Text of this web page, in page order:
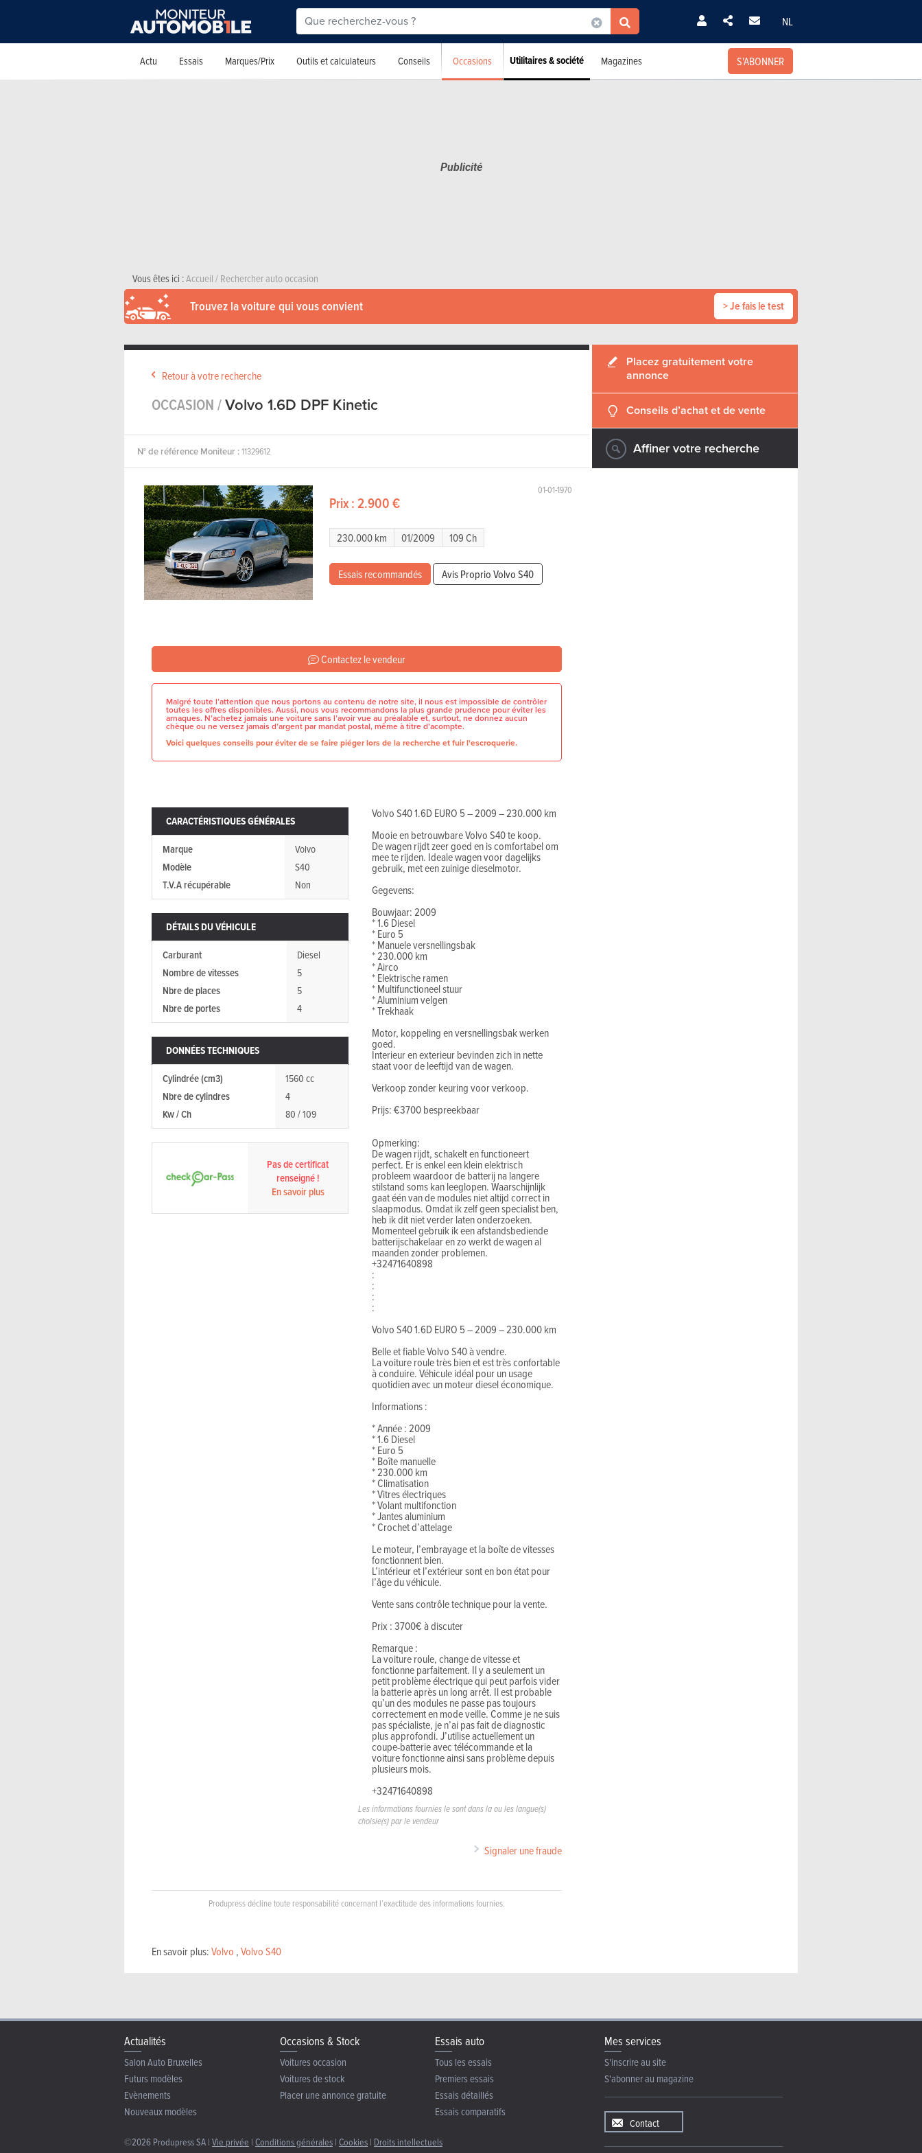
NL
Actu Essais Marques/Prix Outils et calculateurs Conseils Occasions Utilitaires & société Magazines S'ABONNER
Vous êtes ici :Accueil/Rechercher auto occasion
Trouvez la voiture qui vous convient > Je fais le test
Retour à votre recherche
OCCASION /Volvo 1.6D DPF Kinetic
N° de référence Moniteur :11329612
01-01-1970
Prix : 2.900 €
230.000 km 01/2009 109 Ch
Essais recommandés Avis Proprio Volvo S40
Contactez le vendeur
Malgré toute l’attention que nous portons au contenu de notre site, il nous est impossible de contrôler
toutes les offres disponibles. Aussi, nous vous recommandons la plus grande prudence pour éviter les
arnaques. N’achetez jamais une voiture sans l’avoir vue au préalable et, surtout, ne donnez aucun
chèque ou ne versez jamais d’argent par mandat postal, même à titre d’acompte.
Voici quelques conseils pour éviter de se faire piéger lors de la recherche et fuir l'escroquerie.
CARACTÉRISTIQUES GÉNÉRALES
Marque
Volvo
Modèle
S40
T.V.A récupérable
Non
DÉTAILS DU VÉHICULE
Carburant
Diesel
Nombre de vitesses
5
Nbre de places
5
Nbre de portes
4
DONNÉES TECHNIQUES
Cylindrée (cm3)
1560 cc
Nbre de cylindres
4
Kw / Ch
80 / 109
Pas de certificat
renseigné !
En savoir plus
Volvo S40 1.6D EURO 5 – 2009 – 230.000 km
Mooie en betrouwbare Volvo S40 te koop.
De wagen rijdt zeer goed en is comfortabel om
mee te rijden. Ideale wagen voor dagelijks
gebruik, met een zuinige dieselmotor.
Gegevens:
Bouwjaar: 2009
* 1.6 Diesel
* Euro 5
* Manuele versnellingsbak
* 230.000 km
* Airco
* Elektrische ramen
* Multifunctioneel stuur
* Aluminium velgen
* Trekhaak
Motor, koppeling en versnellingsbak werken
goed.
Interieur en exterieur bevinden zich in nette
staat voor de leeftijd van de wagen.
Verkoop zonder keuring voor verkoop.
Prijs: €3700 bespreekbaar
Opmerking:
De wagen rijdt, schakelt en functioneert
perfect. Er is enkel een klein elektrisch
probleem waardoor de batterij na langere
stilstand soms kan leeglopen. Waarschijnlijk
gaat één van de modules niet altijd correct in
slaapmodus. Omdat ik zelf geen specialist ben,
heb ik dit niet verder laten onderzoeken.
Momenteel gebruik ik een afstandsbediende
batterijschakelaar en zo werkt de wagen al
maanden zonder problemen.
+32471640898
:
:
:
:
Volvo S40 1.6D EURO 5 – 2009 – 230.000 km
Belle et fiable Volvo S40 à vendre.
La voiture roule très bien et est très confortable
à conduire. Véhicule idéal pour un usage
quotidien avec un moteur diesel économique.
Informations :
* Année : 2009
* 1.6 Diesel
* Euro 5
* Boîte manuelle
* 230.000 km
* Climatisation
* Vitres électriques
* Volant multifonction
* Jantes aluminium
* Crochet d’attelage
Le moteur, l’embrayage et la boîte de vitesses
fonctionnent bien.
L’intérieur et l’extérieur sont en bon état pour
l’âge du véhicule.
Vente sans contrôle technique pour la vente.
Prix : 3700€ à discuter
Remarque :
La voiture roule, change de vitesse et
fonctionne parfaitement. Il y a seulement un
petit problème électrique qui peut parfois vider
la batterie après un long arrêt. Il est probable
qu’un des modules ne passe pas toujours
correctement en mode veille. Comme je ne suis
pas spécialiste, je n’ai pas fait de diagnostic
plus approfondi. J’utilise actuellement un
coupe-batterie avec télécommande et la
voiture fonctionne ainsi sans problème depuis
plusieurs mois.
+32471640898
Les informations fournies le sont dans la ou les langue(s)
choisie(s) par le vendeur
Signaler une fraude
Produpress décline toute responsabilité concernant l’exactitude des informations fournies.
En savoir plus:Volvo ,Volvo S40
Placez gratuitement votre
annonce
Conseils d’achat et de vente
Affiner votre recherche
Actualités
Salon Auto Bruxelles
Futurs modèles
Evènements
Nouveaux modèles
Occasions & Stock
Voitures occasion
Voitures de stock
Placer une annonce gratuite
Essais auto
Tous les essais
Premiers essais
Essais détaillés
Essais comparatifs
©2026 Produpress SA | Vie privée | Conditions générales | Cookies | Droits intellectuels
Mes services
S'inscrire au site
S'abonner au magazine
Contact